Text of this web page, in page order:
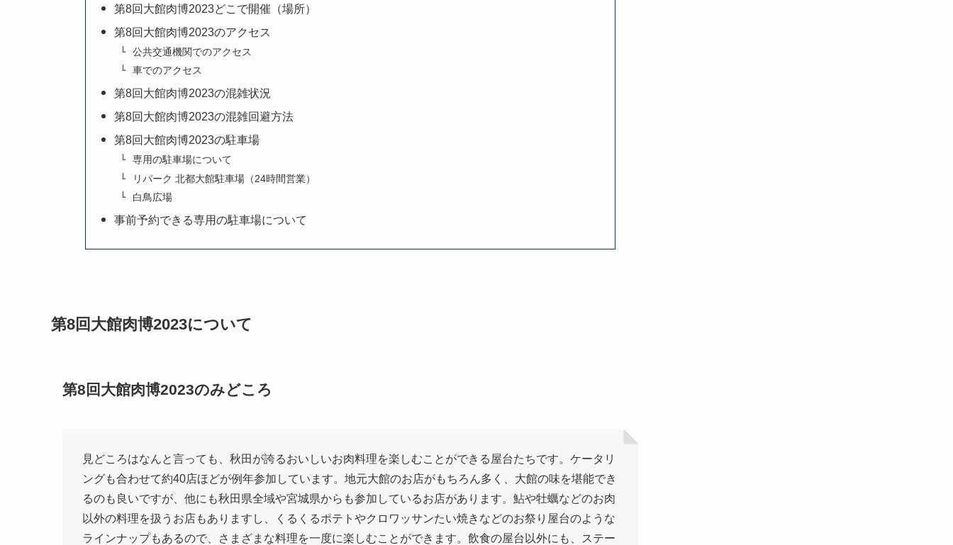
第8回大館肉博2023どこで開催（場所）
第8回大館肉博2023のアクセス
公共交通機関でのアクセス
車でのアクセス
第8回大館肉博2023の混雑状況
第8回大館肉博2023の混雑回避方法
第8回大館肉博2023の駐車場
専用の駐車場について
リパーク 北都大館駐車場（24時間営業）
白鳥広場
事前予約できる専用の駐車場について
第8回大館肉博2023について
第8回大館肉博2023のみどころ
見どころはなんと言っても、秋田が誇るおいしいお肉料理を楽しむことができる屋台たちです。ケータリ
ングも合わせて約40店ほどが例年参加しています。地元大館のお店がもちろん多く、大館の味を堪能でき
るのも良いですが、他にも秋田県全域や宮城県からも参加しているお店があります。鮎や牡蠣などのお肉
以外の料理を扱うお店もありますし、くるくるポテトやクロワッサンたい焼きなどのお祭り屋台のような
ラインナップもあるので、さまざまな料理を一度に楽しむことができます。飲食の屋台以外にも、ステー